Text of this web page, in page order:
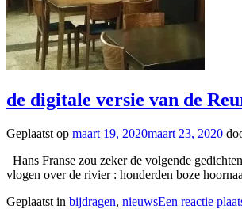
de digitale versie van de
Geplaatst op maart 19, 2020maart 23, 2020
Hans Franse zou zeker de volgende
vlogen over de rivier : honderden boze
Geplaatst in bijdragen, nieuwsEen reactie